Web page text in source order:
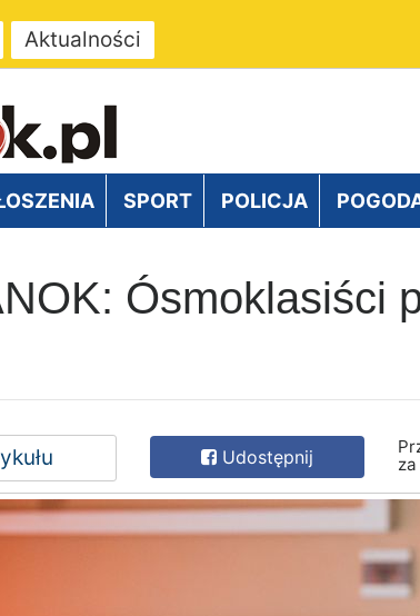
Aktualności
SPORT POLICJA
Ósmoklasiści
Udostępnij